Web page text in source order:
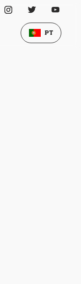
PT